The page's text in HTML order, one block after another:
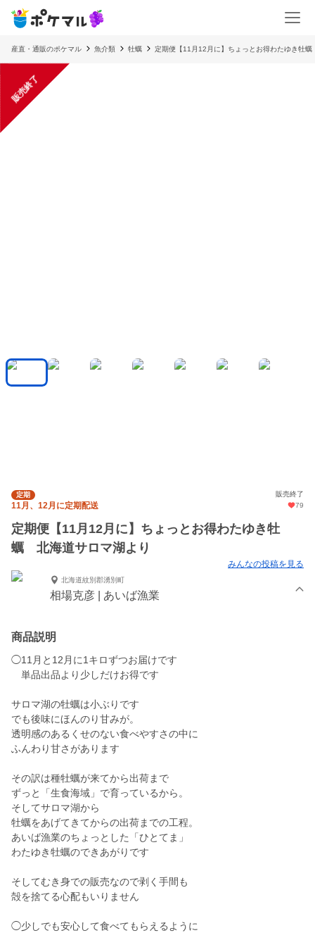
産直・通販のポケマル 魚介類 牡蠣 定期便【11月12月に】ちょっとお得わたゆき牡
販売終了
定期 販売終了
11月、12月に定期配送 79
定期便【11月12月に】ちょっとお得わたゆき牡
蠣 北海道サロマ湖より
みんなの投稿を見る
北海道紋別郡湧別町
相場克彦 | あいば漁業
商品説明
◯11月と12月に1キロずつお届けです
単品出品より少しだけお得です
サロマ湖の牡蠣は小ぶりです
でも後味にほんのり甘みが。
透明感のあるくせのない食べやすさの中に
ふんわり甘さがあります
その訳は種牡蠣が来てから出荷まで
ずっと「生食海域」で育っているから。
そしてサロマ湖から
牡蠣をあげてきてからの出荷までの工程。
あいば漁業のちょっとした「ひとてま」
わたゆき牡蠣のできあがりです
そしてむき身での販売なので剥く手間も
殻を捨てる心配もいりません
◯少しでも安心して食べてもらえるように